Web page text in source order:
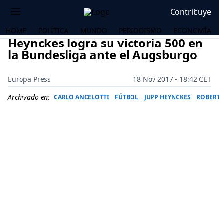
Contribuye
HOME POLÍTICA MUNDO PERIODISMO ECONOMÍA
Heynckes logra su victoria 500 en
la Bundesliga ante el Augsburgo
Europa Press
18 Nov 2017 - 18:42 CET
Archivado en: CARLO ANCELOTTI FÚTBOL JUPP HEYNCKES